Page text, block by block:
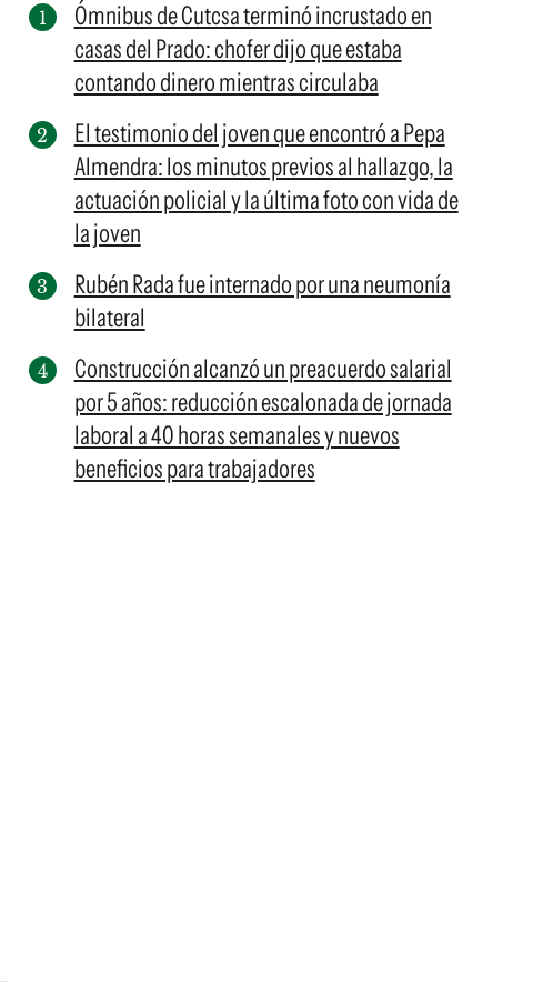
Ómnibus de Cutcsa terminó incrustado en
casas del Prado: chofer dijo que estaba
contando dinero mientras circulaba
El testimonio del joven que encontró a Pepa
Almendra: los minutos previos al hallazgo, la
actuación policial y la última foto con vida de
la joven
Rubén Rada fue internado por una neumonía
bilateral
Construcción alcanzó un preacuerdo salarial
por 5 años: reducción escalonada de jornada
laboral a 40 horas semanales y nuevos
beneficios para trabajadores